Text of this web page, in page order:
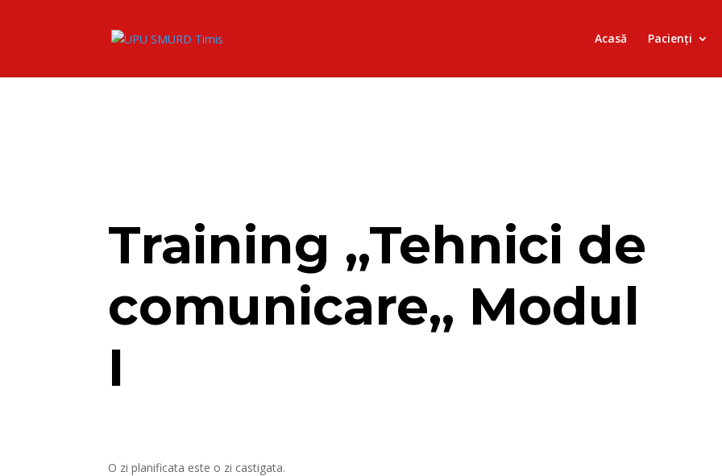
Acasă Pacienți
Training ,,Tehnici de
comunicare,, Modul
I
O zi planificata este o zi castigata.